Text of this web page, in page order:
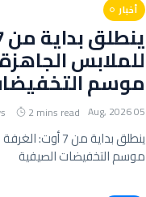
أخبار
للملابس
موسم
05 Aug, 2026
2 mins read
ينطلق بداية من
موسم التخفيضات الصيفية